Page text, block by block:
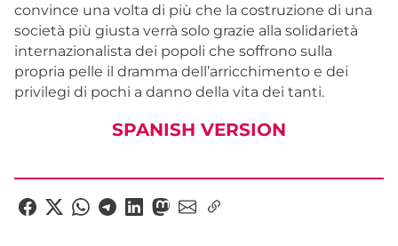
convince una volta di più che la costruzione di una
società più giusta verrà solo grazie alla solidarietà
internazionalista dei popoli che soffrono sulla
propria pelle il dramma dell’arricchimento e dei
privilegi di pochi a danno della vita dei tanti.
SPANISH VERSION